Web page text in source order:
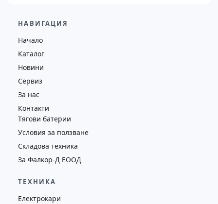
7476
НАВИГАЦИЯ
Начало
Каталог
Новини
Сервиз
За нас
Контакти
Тягови батерии
Условия за ползване
Складова техника
За Фалкор-Д ЕООД
ТЕХНИКА
Електрокари